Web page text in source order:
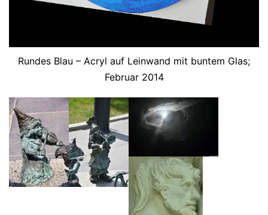
Rundes Blau – Acryl auf Leinwand mit buntem Glas;
Februar 2014